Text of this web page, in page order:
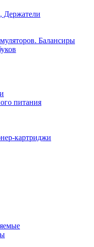
Балансиры
питания
картриджи